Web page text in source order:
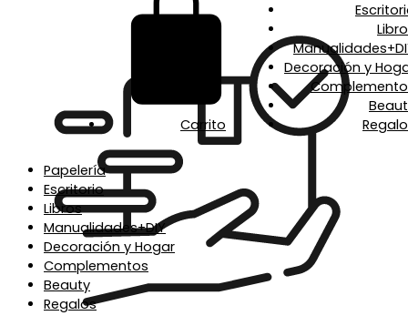
Carrito
Decoración y
Papelería
Escritorio
Libros
Manualidades+DIY
Decoración y Hogar
Complementos
Beauty
Regalos